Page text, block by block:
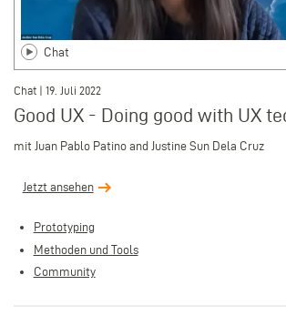
Chat
Chat | 19. Juli 2022
Good UX - Doing good with UX
mit Juan Pablo Patino and Justine Sun Dela Cruz
Jetzt ansehen
Prototyping
Methoden und Tools
Community